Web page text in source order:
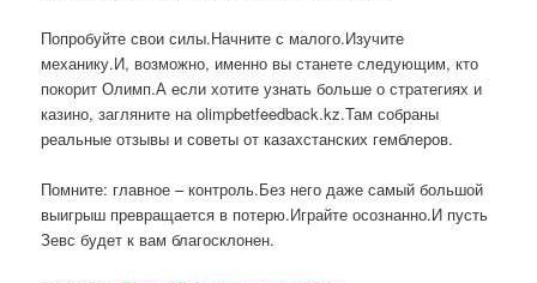
Попробуйте свои силы.Начните с малого.Изучите
механику.И, возможно, именно вы станете следующим, кто
покорит Олимп.А если хотите узнать больше о стратегиях и
казино, загляните на olimpbetfeedback.kz.Там собраны
реальные отзывы и советы от казахстанских гемблеров.
Помните: главное – контроль.Без него даже самый большой
выигрыш превращается в потерю.Играйте осознанно.И пусть
Зевс будет к вам благосклонен.